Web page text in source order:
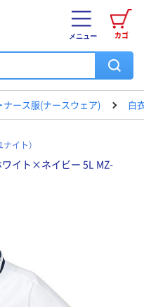
カゴ
メニュー
ナース服(ナースウェア) 白
イト）
ワイト×ネイビー 5L MZ-